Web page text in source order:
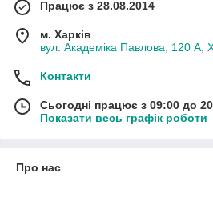
Працює з 28.08.2014
м. Харків
вул. Академіка Павлова, 120 А,
Контакти
Сьогодні працює з 09:00 до
Показати весь графік роботи
Про нас